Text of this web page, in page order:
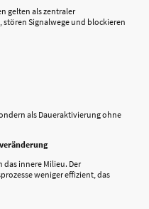
gelten als zentraler
stören Signalwege und blockieren
als Daueraktivierung ohne
innere Milieu. Der
weniger effizient, das